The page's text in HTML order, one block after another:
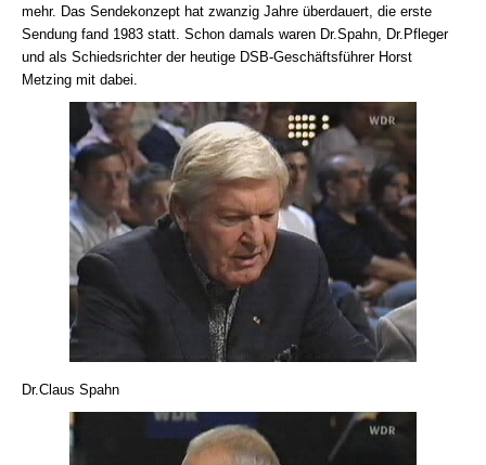
mehr. Das Sendekonzept hat zwanzig Jahre überdauert, die erste
Sendung fand 1983 statt. Schon damals waren Dr.Spahn, Dr.Pfleger
und als Schiedsrichter der heutige DSB-Geschäftsführer Horst
Metzing mit dabei.
Dr.Claus Spahn